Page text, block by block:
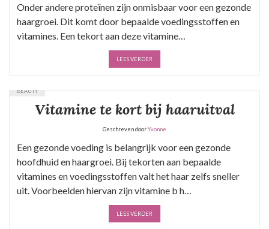
Onder andere proteïnen zijn onmisbaar voor een gezonde
haargroei. Dit komt door bepaalde voedingsstoffen en
vitamines. Een tekort aan deze vitamine…
LEES VERDER
BEAUTY
Vitamine te kort bij haaruitval
Geschreven doorYvonne
Een gezonde voeding is belangrijk voor een gezonde
hoofdhuid en haargroei. Bij tekorten aan bepaalde
vitamines en voedingsstoffen valt het haar zelfs sneller
uit. Voorbeelden hiervan zijn vitamine b h…
LEES VERDER